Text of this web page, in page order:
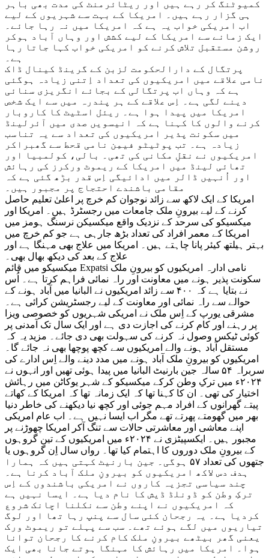
کمیوٹنگ کر رہے ہیں اور ریٹائرمنٹ کی مدت بھی باہر
ہی گزار رہے ہیں۔ امریکا کے بہت سے شہریوں کے لیے
اب امریکی خواب یہ ہے کہ امریکا میں نہ رہا جائے۔
ایک زمانے سے امریکا کے لیے کشش اور وہاں آباد ہوکر
روشن مستقبل تلاش کرنے کو امریکی خواب کہا جاتا رہا
ہے۔
پرتگال کے دارالحکومت لزبن کے گرینڈ کینال ڈاک
نامی علاقے میں امریکیوں کی تعداد اِتنی زیادہ ہوگئی
ہے کہ وہاں اب پرتگالی کے بجائے انگریزی سنائی
دینے لگی ہے۔ اِس علاقے کے ہر پندرہ میں سے ایک شخص
امریکا میں پیدا ہوا ہے۔ ریئل اسٹیٹ کا کاروبار
کرنے والوں کا کہنا ہے کہ انیسویں صدی میں آئرلینڈ
میں سکونت پذیر امریکیوں کی تعداد سے یہ تناسب
زیادہ ہے۔ تب پوٹیٹو فیمِن نامی قحط سے گھبراکر
امریکیوں نے نقلِ مکانی کی تھی۔ بالی، کولمبیا اور
تھائی لینڈ میں امریکا کے ریموٹ ورکرز کی رہائش
اور اُنہیں ڈالر میں ادائیگی اِس قدر بڑھ گئی ہے کہ
مقامی باشندے احتجاج پر مجبور ہیں۔
امریکا کے ایک لاکھ سے زائد نوجوان کم خرچ پر اعلیٰ تعلیم حاصل
کرنے کے لیے بیرونِ ملک جامعات میں رجسٹرڈ ہیں۔ امریکا اور
میکسیکو کی سرحد کے نزدیک واقع میکسیکن نرسنگ ہومز میں
امریکا کے معمر افراد کی تعداد بڑھ جارہی ہے جو کم خرچ میں
بہتر ہیلتھ کیئر پانا چاہتے ہیں۔ امریکا میں علاج بھی مہنگا ہے اور
علاج کے بعد کی دیکھ بھال بھی۔
میکسیکو میں قائم Expatsi نامی ادارہ امریکیوں کو بیرونِ ملک
سکونت پذیر ہونے میں معاونت اور راہ نمائی فراہم کرتا ہے۔ اُس
نے بتایا ہے کہ ۴۰۰ سے زائد امریکیوں نے البانیا میں آباد ہونے کے
حوالے سے راہ نمائی اور معاونت کے لیے رجسٹریشن کرائی ہے۔
مشرقی یورپ کے اِس ملک نے امریکی شہریوں کو خصوصی ویزا
پر رہنے اور کام کرنے کی اجازت دی ہے اور ایک سال تک آمدنی پر
کوئی ٹیکس وصول نہ کرنے کی سہولت بھی دی جائے۔ مزید یہ کہ
مستقل آباد ہونے والے امریکیوں سے کچھ پوچھا بھی نہ جائے گا۔
امریکیوں کو بیرونِ ملک آباد ہونے میں مدد دینے والے اِس ادارے کی
سربراہ ۵۴ سالہ جین بارنیٹ البانیا میں پیدا ہوئی تھیں اور انہوں نے
۲۰۲۴ء میں ترکِ وطن کرکے میکسیکو کے شہر یوکاٹن میں رہائش
اختیار کی تھی۔ ان کا کہنا تھا کہ ایک زمانہ تھا کہ امریکا کے کھاتے
پیتے گھرانوں کے افراد مہم جوئی اور کچھ نیا دیکھنے کی خاطر دنیا
بھر میں گھومتے پھرتے تھے مگر اب ایسا نہیں ہے۔ اب عام امریکی
اپنے معاشی اور معاشرتی حالات سے تنگ آکر امریکا چھوڑنے پر
مجبور ہیں۔ ایکسپیٹزی نے ۲۰۲۴ء میں امریکیوں کے تین گروہوں
کے بیرونِ ملک دوروں کا اہتمام کیا تھا۔ رواں سال اِن گروہوں یا
جتھوں کی تعداد ۵۷ ہوگی۔ جین بارنیٹ کہتی ہیں کہ ہمارا
ہدف دس لاکھ امریکیوں کو بیرونِ ملک آباد کرنا ہے۔
چند سیاسی تجزیہ کاروں نے امریکی باشندوں کے اِس
ترکِ وطن کو ڈونلڈ ڈیش کا نام دیا ہے۔ ایسا نہیں ہے
کہ امریکیوں نے اپنے وطن سے نکلنا اچانک شروع
کردیا ہے۔ یہ رجحان کئی سال سے پنپ رہا تھا اور لوگ
تیاریوں میں لگے ہوئے تھے۔ سب سے پہلے تو ریموٹ ورک
یعنی گھر بیٹھے بیرونِ ملک کام کرنے کا رجحان توانا
ہوا۔ امریکا میں رہائش کا مہنگا ہوتے جانا بھی ایک